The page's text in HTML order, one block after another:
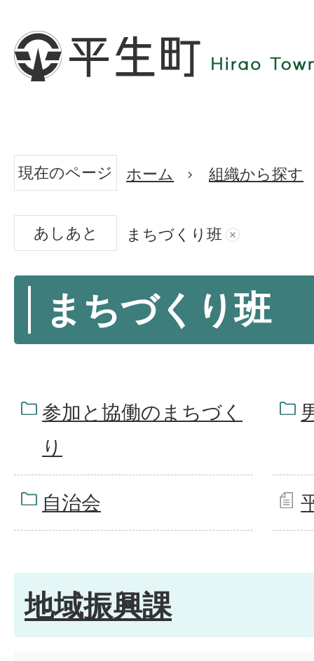
現在のページ ホーム 組織から探す
あしあと まちづくり班
まちづくり班
参加と協働のまちづく
り
自治会
地域振興課